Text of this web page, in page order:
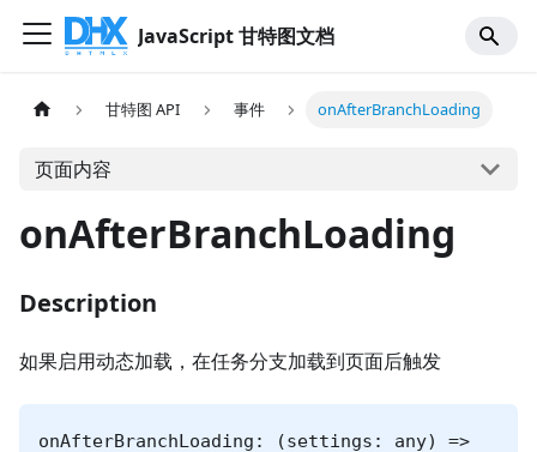
JavaScript 甘特图文档
甘特图 API 事件 onAfterBranchLoading
页面内容
onAfterBranchLoading
Description
如果启用动态加载，在任务分支加载到页面后触发
onAfterBranchLoading: (settings: any) =>